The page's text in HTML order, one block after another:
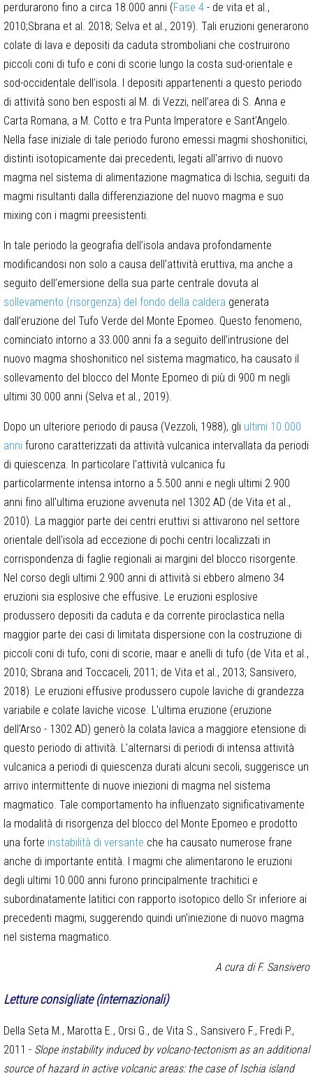
perdurarono fino a circa 18.000 anni (Fase 4 - de vita et al.,
2010;Sbrana et al. 2018; Selva et al., 2019). Tali eruzioni generarono
colate di lava e depositi da caduta stromboliani che costruirono
piccoli coni di tufo e coni di scorie lungo la costa sud-orientale e
sod-occidentale dell'isola. I depositi appartenenti a questo periodo
di attività sono ben esposti al M. di Vezzi, nell’area di S. Anna e
Carta Romana, a M. Cotto e tra Punta Imperatore e Sant’Angelo.
Nella fase iniziale di tale periodo furono emessi magmi shoshonitici,
distinti isotopicamente dai precedenti, legati all'arrivo di nuovo
magma nel sistema di alimentazione magmatica di Ischia, seguiti da
magmi risultanti dalla differenziazione del nuovo magma e suo
mixing con i magmi preesistenti.
In tale periodo la geografia dell’isola andava profondamente
modificandosi non solo a causa dell'attività eruttiva, ma anche a
seguito dell’emersione della sua parte centrale dovuta al
sollevamento (risorgenza) del fondo della caldera generata
dall’eruzione del Tufo Verde del Monte Epomeo. Questo fenomeno,
cominciato intorno a 33.000 anni fa a seguito dell’intrusione del
nuovo magma shoshonitico nel sistema magmatico, ha causato il
sollevamento del blocco del Monte Epomeo di più di 900 m negli
ultimi 30.000 anni (Selva et al., 2019).
Dopo un ulteriore periodo di pausa (Vezzoli, 1988), gli ultimi 10.000
anni furono caratterizzati da attività vulcanica intervallata da periodi
di quiescenza. In particolare l'attività vulcanica fu
particolarmente intensa intorno a 5.500 anni e negli ultimi 2.900
anni fino all'ultima eruzione avvenuta nel 1302 AD (de Vita et al.,
2010). La maggior parte dei centri eruttivi si attivarono nel settore
orientale dell'isola ad eccezione di pochi centri localizzati in
corrispondenza di faglie regionali ai margini del blocco risorgente.
Nel corso degli ultimi 2.900 anni di attività si ebbero almeno 34
eruzioni sia esplosive che effusive. Le eruzioni esplosive
produssero depositi da caduta e da corrente piroclastica nella
maggior parte dei casi di limitata dispersione con la costruzione di
piccoli coni di tufo, coni di scorie, maar e anelli di tufo (de Vita et al.,
2010; Sbrana and Toccaceli, 2011; de Vita et al., 2013; Sansivero,
2018). Le eruzioni effusive produssero cupole laviche di grandezza
variabile e colate laviche vicose. L'ultima eruzione (eruzione
dell'Arso - 1302 AD) generò la colata lavica a maggiore etensione di
questo periodo di attività. L'alternarsi di periodi di intensa attività
vulcanica a periodi di quiescenza durati alcuni secoli, suggerisce un
arrivo intermittente di nuove iniezioni di magma nel sistema
magmatico. Tale comportamento ha influenzato significativamente
la modalità di risorgenza del blocco del Monte Epomeo e prodotto
una forte instabilità di versante che ha causato numerose frane
anche di importante entità. I magmi che alimentarono le eruzioni
degli ultimi 10.000 anni furono principalmente trachitici e
subordinatamente latitici con rapporto isotopico dello Sr inferiore ai
precedenti magmi, suggerendo quindi un'iniezione di nuovo magma
nel sistema magmatico.
A cura di F. Sansivero
Letture consigliate (internazionali)
Della Seta M., Marotta E., Orsi G., de Vita S., Sansivero F., Fredi P.,
2011 - Slope instability induced by volcano-tectonism as an additional
source of hazard in active volcanic areas: the case of Ischia island